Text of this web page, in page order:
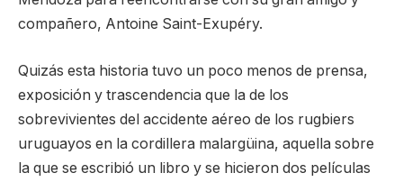
compañero, Antoine Saint-Exupéry.
Quizás esta historia tuvo un poco menos de prensa,
exposición y trascendencia que la de los
sobrevivientes del accidente aéreo de los rugbiers
uruguayos en la cordillera malargüina, aquella sobre
la que se escribió un libro y se hicieron dos películas